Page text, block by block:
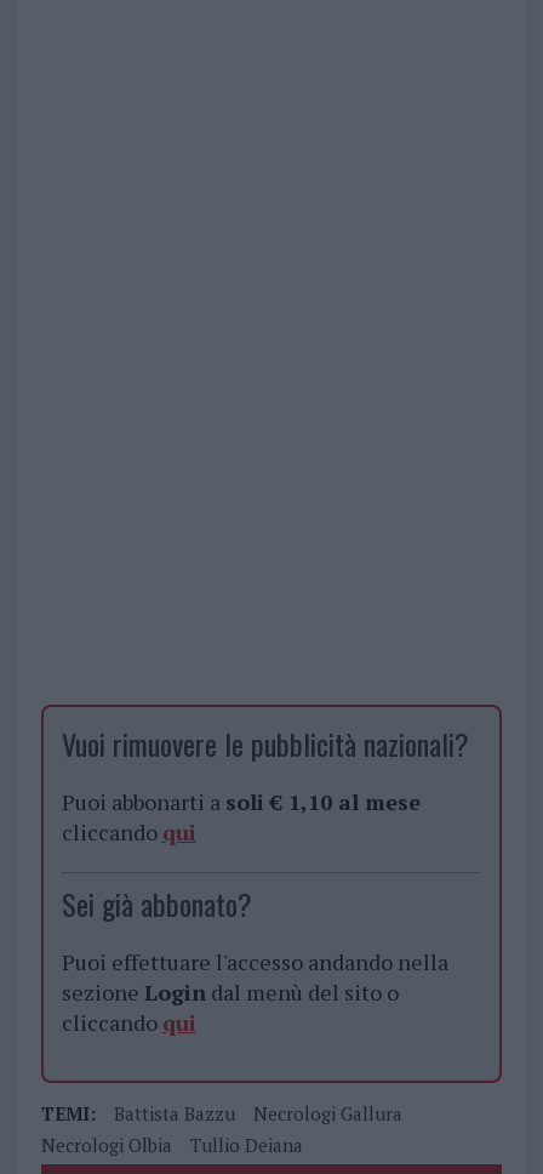
Vuoi rimuovere le pubblicità nazionali?
Puoi abbonarti a soli € 1,10 al mese
cliccando qui
Sei già abbonato?
Puoi effettuare l'accesso andando nella
sezione Logindal menù del sito o
cliccando qui
TEMI: Battista Bazzu
Necrologi Gallura
Necrologi Olbia
Tullio Deiana